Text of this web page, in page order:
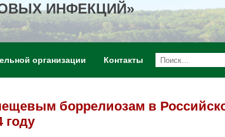
ИНФЕКЦИЙ»
организации Контакты
боррелиозам в
году